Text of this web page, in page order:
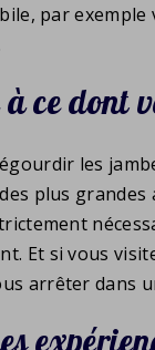
par exemple
ce dont
les
plus
Et si vous
arrêter dans